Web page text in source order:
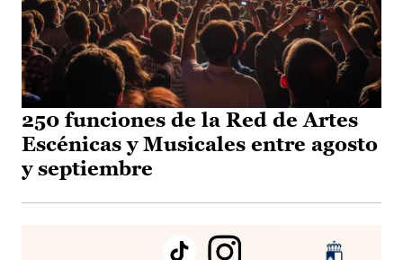
250 funciones de la Red de Artes
Escénicas y Musicales entre agosto
y septiembre